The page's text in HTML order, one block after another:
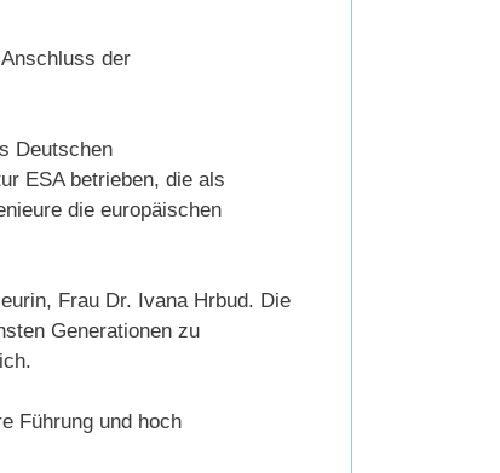
der
Deutschen
ESA betrieben, die als
die europäischen
Frau Dr. Ivana Hrbud. Die
Generationen zu
Führung und hoch